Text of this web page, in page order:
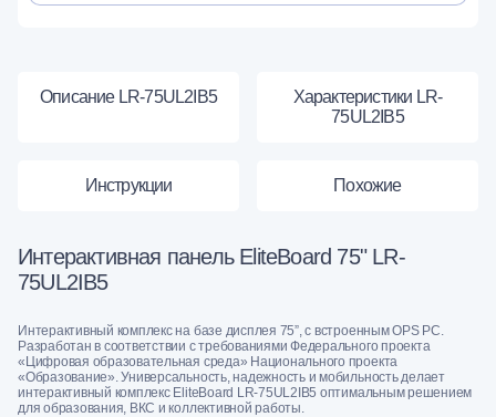
Описание LR-75UL2IB5
Характеристики LR-
75UL2IB5
Инструкции Похожие
Интерактивная панель EliteBoard 75" LR-
75UL2IB5
Интерактивный комплекс на базе дисплея 75”, с встроенным OPS PC.
Разработан в соответствии с требованиями Федерального проекта
«Цифровая образовательная среда» Национального проекта
«Образование». Универсальность, надежность и мобильность делает
интерактивный комплекс EliteBoard LR-75UL2IB5 оптимальным решением
для образования, ВКС и коллективной работы.